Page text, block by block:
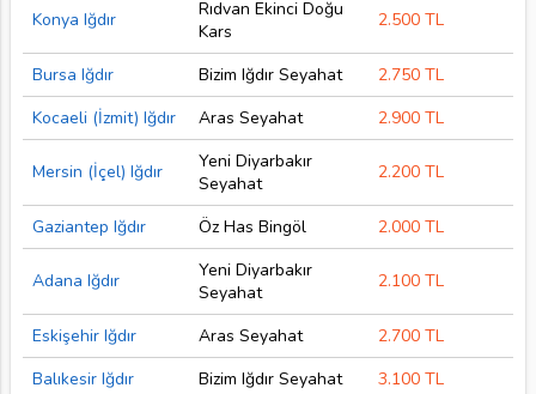
Konya Iğdır
Rıdvan Ekinci Doğu
Kars
2.500 TL
Bursa Iğdır Bizim Iğdır Seyahat
2.750 TL
Kocaeli (İzmit) Iğdır
Aras Seyahat 2.900 TL
Mersin (İçel) Iğdır
Yeni Diyarbakır
Seyahat
2.200 TL
Gaziantep Iğdır Öz Has Bingöl 2.000 TL
Adana Iğdır
Yeni Diyarbakır
Seyahat
2.100 TL
Eskişehir Iğdır Aras Seyahat
2.700 TL
Balıkesir Iğdır
Bizim Iğdır Seyahat 3.100 TL